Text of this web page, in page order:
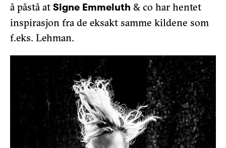
å påstå at Signe Emmeluth & co har hentet
inspirasjon fra de eksakt samme kildene som
f.eks. Lehman.